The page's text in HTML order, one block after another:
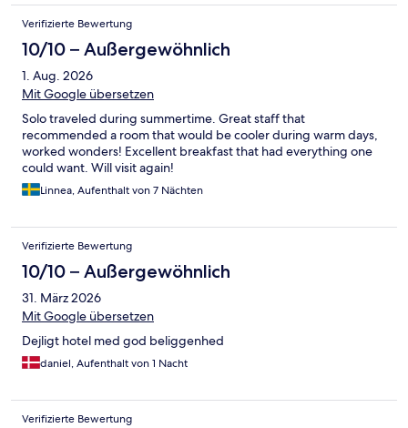
Verifizierte Bewertung
10/10 – Außergewöhnlich
1. Aug. 2026
Mit Google übersetzen
Solo traveled during summertime. Great staff that
recommended a room that would be cooler during warm days,
worked wonders! Excellent breakfast that had everything one
could want. Will visit again!
Linnea, Aufenthalt von 7 Nächten
Verifizierte Bewertung
10/10 – Außergewöhnlich
31. März 2026
Mit Google übersetzen
Dejligt hotel med god beliggenhed
daniel, Aufenthalt von 1 Nacht
Verifizierte Bewertung